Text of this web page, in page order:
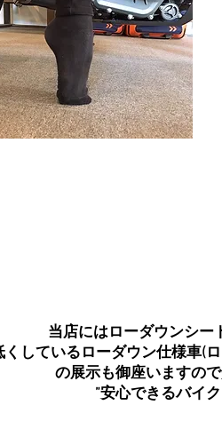
当店にはローダウンシー
くしているローダウン仕様車(
の展示も御座いますの
​”安心できるバイ